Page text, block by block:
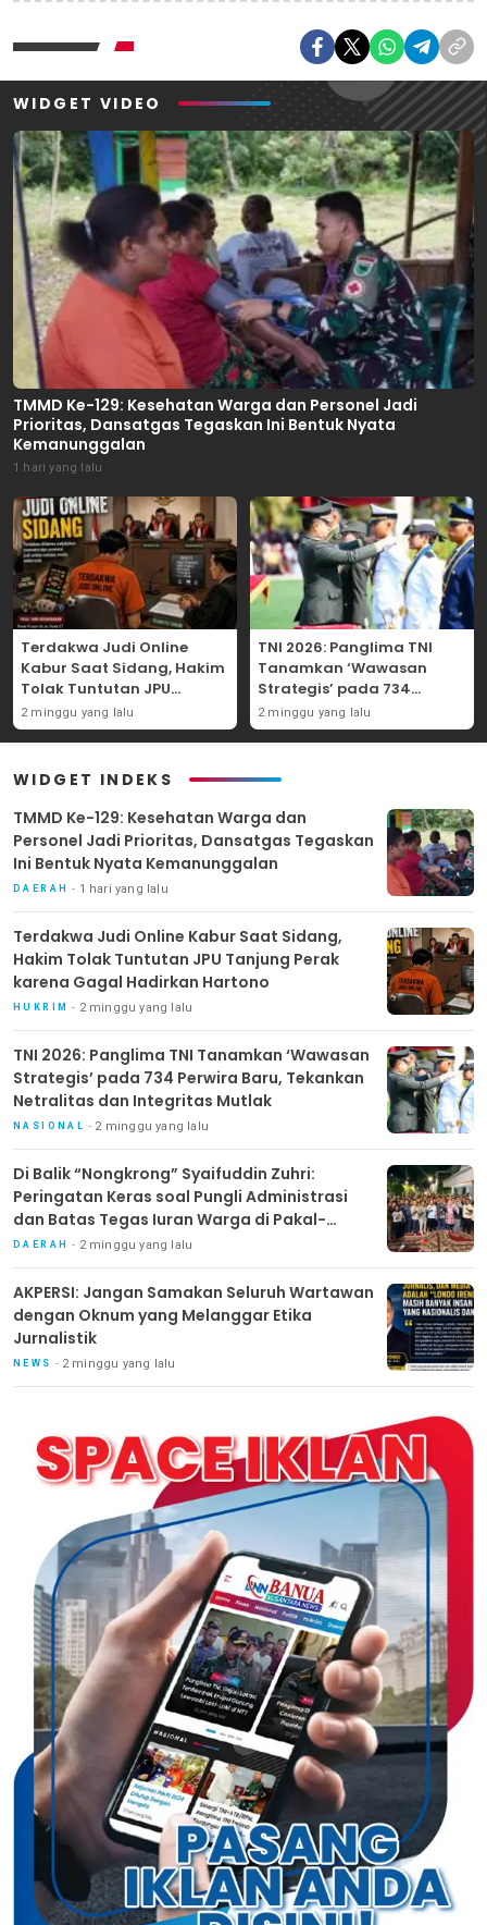
WIDGET VIDEO
TMMD Ke-129: Kesehatan Warga dan Personel Jadi
Prioritas, Dansatgas Tegaskan Ini Bentuk Nyata
Kemanunggalan
1 hari yang lalu
Terdakwa Judi Online
Kabur Saat Sidang, Hakim
Tolak Tuntutan JPU
Tanjung Perak karena
Gagal Hadirkan Hartono
2 minggu yang lalu
TNI 2026: Panglima TNI
Tanamkan ‘Wawasan
Strategis’ pada 734
Perwira Baru, Tekankan
Netralitas dan Integritas
2 minggu yang lalu
WIDGET INDEKS
TMMD Ke-129: Kesehatan Warga dan
Personel Jadi Prioritas, Dansatgas Tegaskan
Ini Bentuk Nyata Kemanunggalan
DAERAH 1 hari yang lalu
Terdakwa Judi Online Kabur Saat Sidang,
Hakim Tolak Tuntutan JPU Tanjung Perak
karena Gagal Hadirkan Hartono
HUKRIM 2 minggu yang lalu
TNI 2026: Panglima TNI Tanamkan ‘Wawasan
Strategis’ pada 734 Perwira Baru, Tekankan
Netralitas dan Integritas Mutlak
NASIONAL 2 minggu yang lalu
Di Balik “Nongkrong” Syaifuddin Zuhri:
Peringatan Keras soal Pungli Administrasi
dan Batas Tegas Iuran Warga di Pakal-
Benowo
DAERAH 2 minggu yang lalu
AKPERSI: Jangan Samakan Seluruh Wartawan
dengan Oknum yang Melanggar Etika
Jurnalistik
NEWS 2 minggu yang lalu